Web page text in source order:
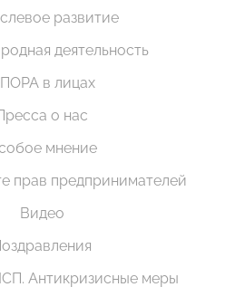
развитие
деятельность
в лицах
о нас
мнение
прав предпринимателей
Видео
Антикризисные меры